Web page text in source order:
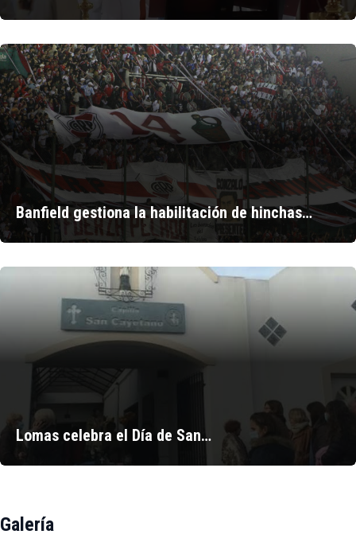
Banfield gestiona la habilitación de hinchas…
Lomas celebra el Día de San…
Galería